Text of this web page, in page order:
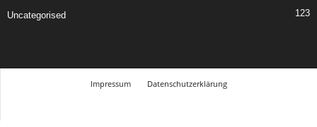
Uncategorised 123
Impressum
Datenschutzerklärung